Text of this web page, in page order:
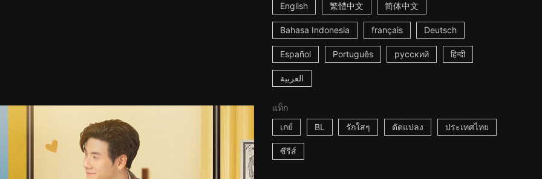
English
繁體中文 简体中文
Bahasa Indonesia français Deutsch
Español Português русский हिन्दी
العربية
แท็ก
เกย์
BL รักใสๆ ดัดแปลง ประเทศไทย
ซีรีส์